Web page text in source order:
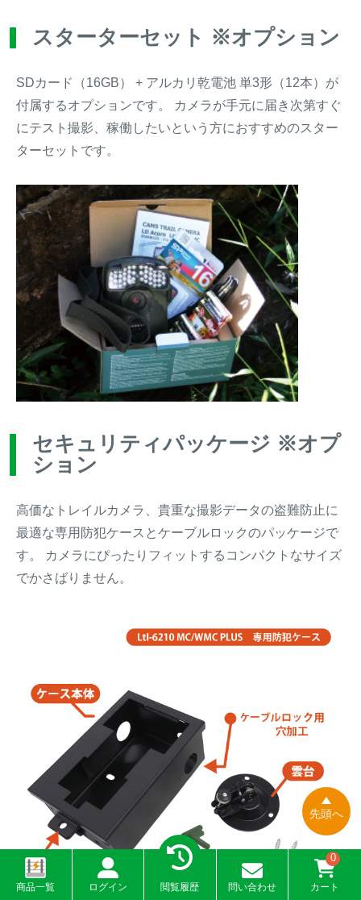
スターターセット ※オプション
SDカード（16GB） + アルカリ乾電池 単3形（12本）が
付属するオプションです。 カメラが手元に届き次第すぐ
にテスト撮影、稼働したいという方におすすめのスター
ターセットです。
セキュリティパッケージ ※オプ
ション
高価なトレイルカメラ、貴重な撮影データの盗難防止に
最適な専用防犯ケースとケーブルロックのパッケージで
す。 カメラにぴったりフィットするコンパクトなサイズ
でかさばりません。
商品一覧 ログイン 閲覧履歴 問い合わせ
0
カート
先頭へ